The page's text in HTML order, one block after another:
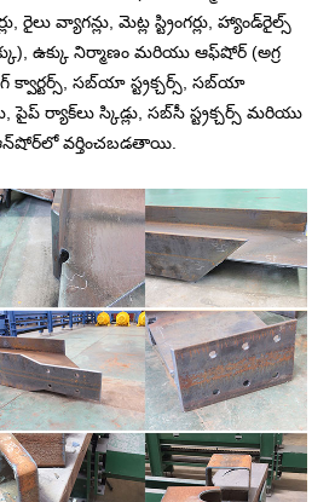
రైలు వ్యాగన్లు, మెట్ల స్ట్రింగర్లు, హ్యాండ్‌రైల్స్
ఉక్కు నిర్మాణం మరియు ఆఫ్‌షోర్ (అగ్ర
క్వార్టర్స్, సబ్‌యా స్ట్రక్చర్స్, సబ్‌యా
పైప్ ర్యాక్‌లు స్కిడ్లు, సబ్‌సీ స్ట్రక్చర్స్ మరియు
వర్తించబడతాయి.